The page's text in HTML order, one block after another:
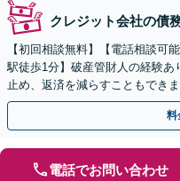
クレジット会社の債
【初回相談無料】【電話相談可
駅徒歩1分】破産管財人の経験
止め、返済を減らすこともでき
すい弁護士です。お気軽にご相
料
電話でお問い合わせ